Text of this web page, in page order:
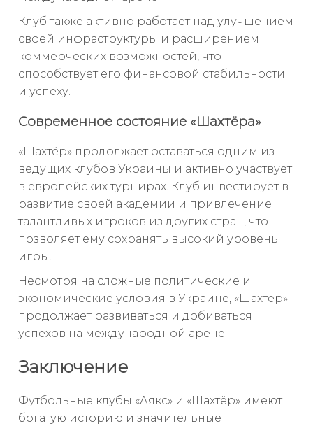
Клуб также активно работает над улучшением
своей инфраструктуры и расширением
коммерческих возможностей, что
способствует его финансовой стабильности
и успеху.
Современное состояние «Шахтёра»
«Шахтёр» продолжает оставаться одним из
ведущих клубов Украины и активно участвует
в европейских турнирах. Клуб инвестирует в
развитие своей академии и привлечение
талантливых игроков из других стран, что
позволяет ему сохранять высокий уровень
игры.
Несмотря на сложные политические и
экономические условия в Украине, «Шахтёр»
продолжает развиваться и добиваться
успехов на международной арене.
Заключение
Футбольные клубы «Аякс» и «Шахтёр» имеют
богатую историю и значительные